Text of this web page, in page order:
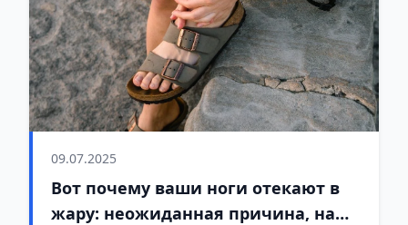
09.07.2025
Вот почему ваши ноги отекают в
жару: неожиданная причина, на